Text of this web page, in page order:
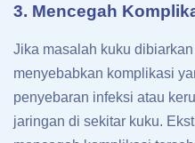
3. Mencegah
Jika masalah kuku
menyebabkan komplikasi
penyebaran infeksi atau
jaringan di sekitar kuku.